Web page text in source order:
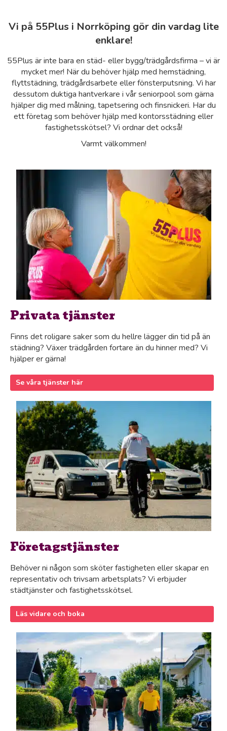
Vi på 55Plus i Norrköping gör din vardag lite
enklare!
55Plus är inte bara en städ- eller bygg/trädgårdsfirma – vi är
mycket mer! När du behöver hjälp med hemstädning,
flyttstädning, trädgårdsarbete eller fönsterputsning. Vi har
dessutom duktiga hantverkare i vår seniorpool som gärna
hjälper dig med målning, tapetsering och finsnickeri. Har du
ett företag som behöver hjälp med kontorsstädning eller
fastighetsskötsel? Vi ordnar det också!
Varmt välkommen!
Privata tjänster
Finns det roligare saker som du hellre lägger din tid på än
städning? Växer trädgården fortare än du hinner med? Vi
hjälper er gärna!
Se våra tjänster här
Företagstjänster
Behöver ni någon som sköter fastigheten eller skapar en
representativ och trivsam arbetsplats? Vi erbjuder
städtjänster och fastighetsskötsel.
Läs vidare och boka